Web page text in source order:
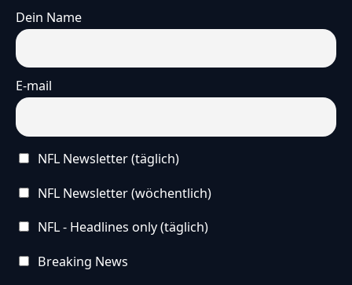
Dein Name
E-mail
NFL Newsletter (täglich)
NFL Newsletter (wöchentlich)
NFL - Headlines only (täglich)
Breaking News